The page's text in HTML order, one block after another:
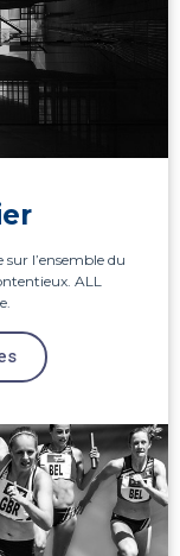
l’ensemble du
ALL